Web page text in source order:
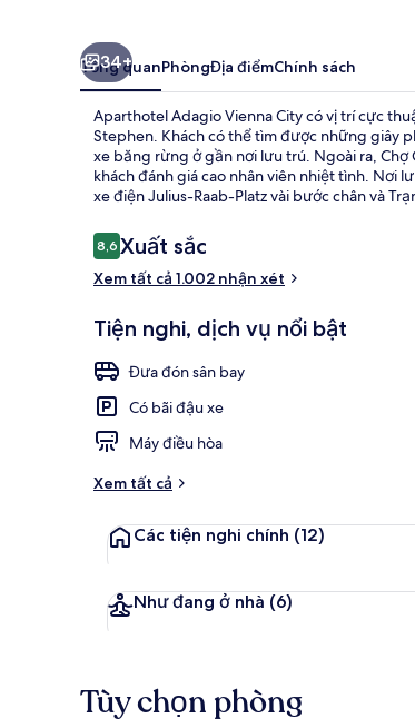
34+
Tổng quanPhòngĐịa điểmChính sách
Aparthotel Adagio Vienna City có vị trí cực
Stephen. Khách có thể tìm được những giây
xe băng rừng ở gần nơi lưu trú. Ngoài ra, Chợ
khách đánh giá cao nhân viên nhiệt tình. Nơi
xe điện Julius-Raab-Platz vài bước chân và
Nhận
xét
8,68,6 trên 10,
Xuất sắc
Xem tất cả 1.002 nhận xét
Tiện nghi, dịch vụ nổi bật
Đưa đón sân bay
Có bãi đậu xe
Máy điều hòa
Xem tất cả
Các tiện nghi chính (12)
Như đang ở nhà (6)
Tùy chọn phòng